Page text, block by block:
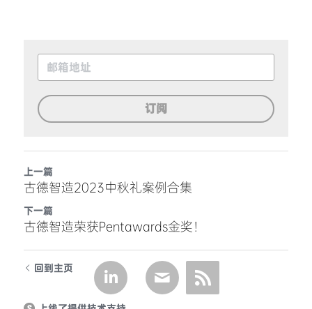
订阅
上一篇
古德智造2023中秋礼案例合集
下一篇
古德智造荣获Pentawards金奖！
回到主页